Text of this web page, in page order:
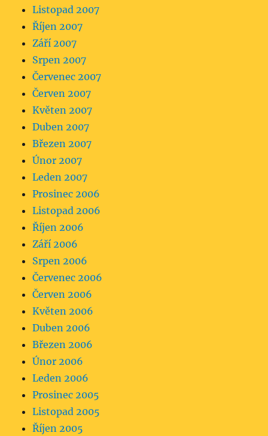
Listopad 2007
Říjen 2007
Září 2007
Srpen 2007
Červenec 2007
Červen 2007
Květen 2007
Duben 2007
Březen 2007
Únor 2007
Leden 2007
Prosinec 2006
Listopad 2006
Říjen 2006
Září 2006
Srpen 2006
Červenec 2006
Červen 2006
Květen 2006
Duben 2006
Březen 2006
Únor 2006
Leden 2006
Prosinec 2005
Listopad 2005
Říjen 2005